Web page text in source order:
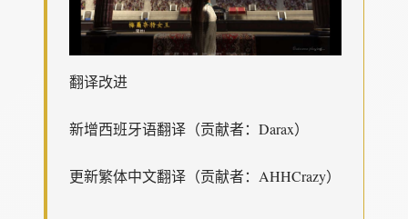
翻译改进
新增西班牙语翻译（贡献者：Darax）
更新繁体中文翻译（贡献者：AHHCrazy）